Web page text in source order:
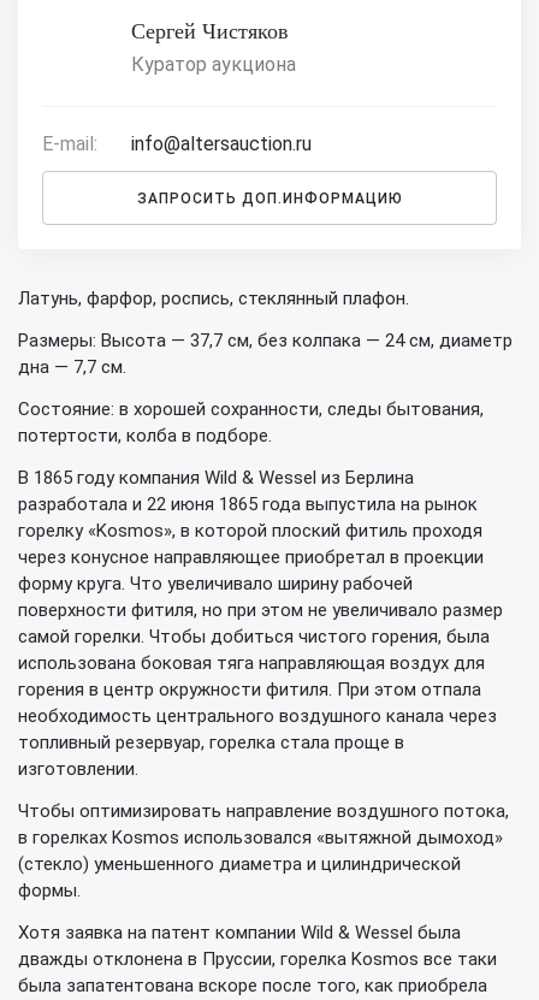
Сергей Чистяков
Куратор аукциона
E-mail: info@altersauction.ru
ЗАПРОСИТЬ ДОП.ИНФОРМАЦИЮ
Латунь, фарфор, роспись, стеклянный плафон.
Размеры: Высота — 37,7 см, без колпака — 24 см, диаметр
дна — 7,7 см.
Состояние: в хорошей сохранности, следы бытования,
потертости, колба в подборе.
В 1865 году компания Wild & Wessel из Берлина
разработала и 22 июня 1865 года выпустила на рынок
горелку «Kosmos», в которой плоский фитиль проходя
через конусное направляющее приобретал в проекции
форму круга. Что увеличивало ширину рабочей
поверхности фитиля, но при этом не увеличивало размер
самой горелки. Чтобы добиться чистого горения, была
использована боковая тяга направляющая воздух для
горения в центр окружности фитиля. При этом отпала
необходимость центрального воздушного канала через
топливный резервуар, горелка стала проще в
изготовлении.
Чтобы оптимизировать направление воздушного потока,
в горелках Kosmos использовался «вытяжной дымоход»
(стекло) уменьшенного диаметра и цилиндрической
формы.
Хотя заявка на патент компании Wild & Wessel была
дважды отклонена в Пруссии, горелка Kosmos все таки
была запатентована вскоре после того, как приобрела